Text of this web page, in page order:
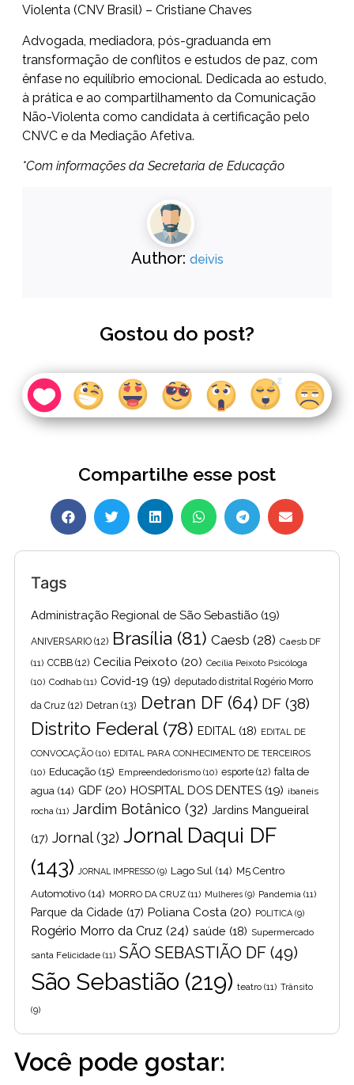
Violenta (CNV Brasil) – Cristiane Chaves
Advogada, mediadora, pós-graduanda em
transformação de conflitos e estudos de paz, com
ênfase no equilíbrio emocional. Dedicada ao estudo,
à prática e ao compartilhamento da Comunicação
Não-Violenta como candidata à certificação pelo
CNVC e da Mediação Afetiva.
*Com informações da Secretaria de Educação
Author: deivis
Gostou do post?
Compartilhe esse post
Tags
Administração Regional de São Sebastião (19)
ANIVERSARIO (12) Brasília (81) Caesb (28) Caesb DF
(11) CCBB (12) Cecilia Peixoto (20) Cecília Peixoto Psicóloga
(10) Codhab (11) Covid-19 (19) deputado distrital Rogério Morro
da Cruz (12) Detran (13) Detran DF(64) DF (38)
Distrito Federal(78) EDITAL (18) EDITAL DE
CONVOCAÇÃO (10) EDITAL PARA CONHECIMENTO DE TERCEIROS
(10) Educação (15) Empreendedorismo (10) esporte (12) falta de
agua (14) GDF (20) HOSPITAL DOS DENTES (19) ibaneis
rocha (11) Jardim Botânico (32) Jardins Mangueiral
(17) Jornal(32) Jornal Daqui DF
(143)
JORNAL IMPRESSO (9) Lago Sul (14) M5 Centro
Automotivo (14) MORRO DA CRUZ (11) Mulheres (9) Pandemia (11)
Parque da Cidade (17) Poliana Costa (20) POLITICA (9)
Rogério Morro da Cruz (24) saúde (18) Supermercado
santa Felicidade (11) SÃO SEBASTIÃO DF (49)
São Sebastião (219) teatro (11) Trânsito
(9)
Você pode gostar: